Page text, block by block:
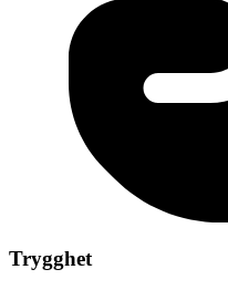
Trygghet